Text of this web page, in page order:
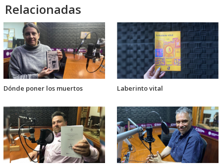
Relacionadas
Dónde poner los muertos Laberinto vital